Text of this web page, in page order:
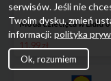
11.99 zł
serwisów. Jeśli nie
Twoim dysku, zmień
informacji: polityka
Ok, rozumiem